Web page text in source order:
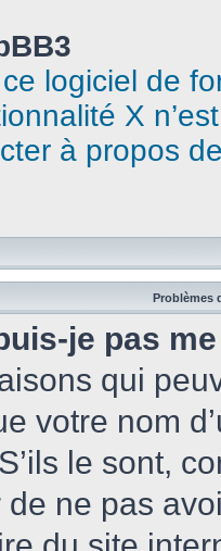
logiciel de
X
à propos
Problèmes
je pas
qui
votre nom
le sont,
ne pas